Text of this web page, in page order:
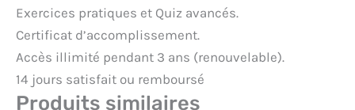
Exercices pratiques et Quiz avancés.
Certificat d’accomplissement.
Accès illimité pendant 3 ans (renouvelable).
14 jours satisfait ou remboursé
Produits similaires